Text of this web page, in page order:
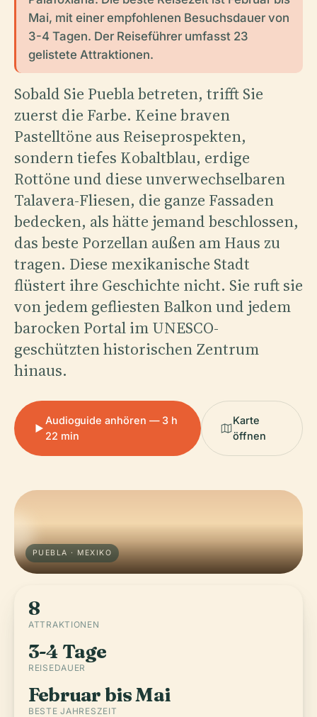
Mai, mit einer empfohlenen Besuchsdauer von
3-4 Tagen. Der Reiseführer umfasst 23
gelistete Attraktionen.
Sobald Sie Puebla betreten, trifft Sie
zuerst die Farbe. Keine braven
Pastelltöne aus Reiseprospekten,
sondern tiefes Kobaltblau, erdige
Rottöne und diese unverwechselbaren
Talavera-Fliesen, die ganze Fassaden
bedecken, als hätte jemand beschlossen,
das beste Porzellan außen am Haus zu
tragen. Diese mexikanische Stadt
flüstert ihre Geschichte nicht. Sie ruft sie
von jedem gefliesten Balkon und jedem
barocken Portal im UNESCO-
geschützten historischen Zentrum
hinaus.
Audioguide anhören — 3 h
22 min
Karte
öffnen
PUEBLA · MEXIKO
8
ATTRAKTIONEN
3-4 Tage
REISEDAUER
Februar bis Mai
BESTE JAHRESZEIT